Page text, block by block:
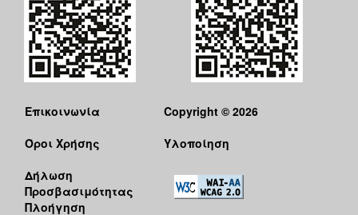
Επικοινωνία
Όροι Χρήσης
Δήλωση
Προσβασιμότητας
Πλοήγηση
Copyright © 2026
Υλοποίηση